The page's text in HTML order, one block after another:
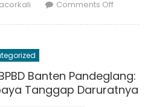
Comments Offon
Banten
Efforts
Banten Pandeglang:
Tanggap Daruratnya